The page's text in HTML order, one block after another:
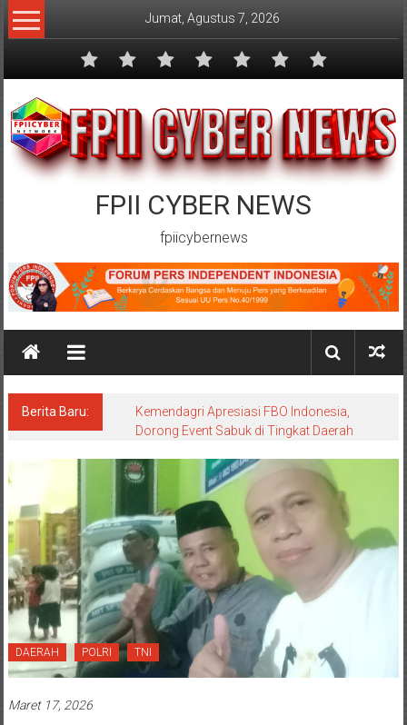
Lompat
ke
Jumat, Agustus 7, 2026
FPII CYBER NEWS
fpiicybernews
Berita Baru:
Kemendagri Apresiasi FBO Indonesia,
Dorong Event Sabuk di Tingkat Daerah
DAERAH POLRI TNI
Maret 17, 2026